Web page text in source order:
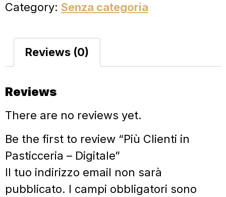
Category: Senza categoria
Reviews (0)
Reviews
There are no reviews yet.
Be the first to review “Più Clienti in
Pasticceria – Digitale”
Il tuo indirizzo email non sarà
pubblicato. I campi obbligatori sono